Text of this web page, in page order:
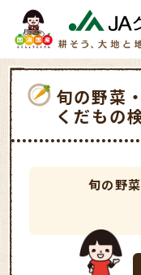
旬の野菜・
くだもの
旬の野